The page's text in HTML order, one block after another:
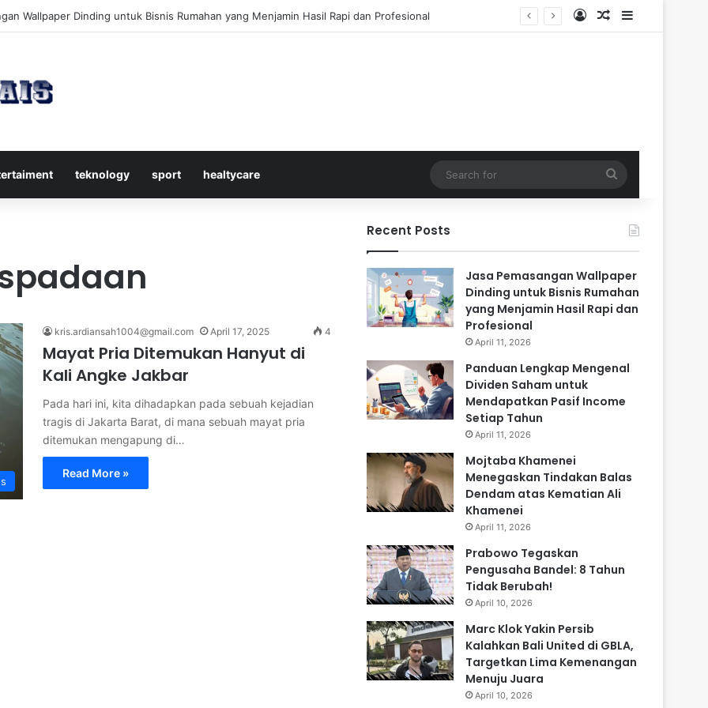
Mengenal Dividen Saham untuk Mendapatkan Pasif Income Setiap Tahun Log InRandom Article
Sidebar
teknology sport healtycare
for
kris.ardiansah1004@gmail.com April 17, 2025 4
Mayat Pria Ditemukan Hanyut di
Kali Angke Jakbar
Pada hari ini, kita dihadapkan pada sebuah kejadian
tragis di Jakarta Barat, di mana sebuah mayat pria
ditemukan mengapung di…
Read More »
Recent Posts
Jasa Pemasangan Wallpaper
Dinding untuk Bisnis Rumahan
yang Menjamin Hasil Rapi dan
Profesional
April 11, 2026
Panduan Lengkap Mengenal
Dividen Saham untuk
Mendapatkan Pasif Income
Setiap Tahun
April 11, 2026
Mojtaba Khamenei
Menegaskan Tindakan Balas
Dendam atas Kematian Ali
Khamenei
April 11, 2026
Prabowo Tegaskan
Pengusaha Bandel: 8 Tahun
Tidak Berubah!
April 10, 2026
Marc Klok Yakin Persib
Kalahkan Bali United di GBLA,
Targetkan Lima Kemenangan
Menuju Juara
April 10, 2026